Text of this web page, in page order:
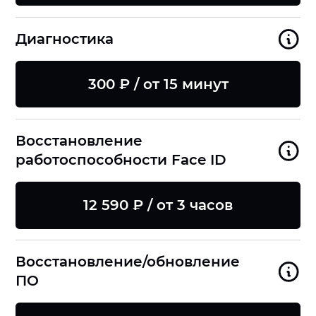
Диагностика
300 ₽ / от 15 минут
Восстановление
работоспособности Face ID
12 590 ₽ / от 3 часов
Восстановление/обновление
ПО